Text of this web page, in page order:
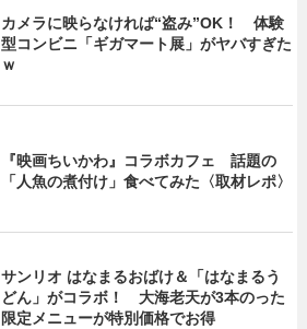
カメラに映らなければ“盗み”OK！ 体験
型コンビニ「ギガマート展」がヤバすぎた
ｗ
『映画ちいかわ』コラボカフェ 話題の
「人魚の煮付け」食べてみた〈取材レポ〉
サンリオ はなまるおばけ＆「はなまるう
どん」がコラボ！ 大海老天が3本のった
限定メニューが特別価格でお得